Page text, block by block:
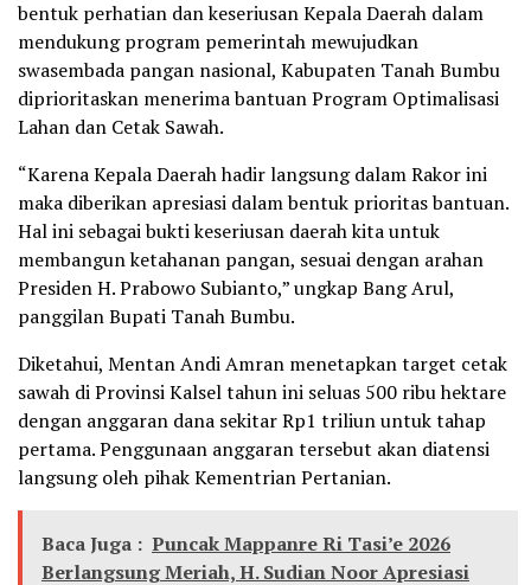
bentuk perhatian dan keseriusan Kepala Daerah dalam
mendukung program pemerintah mewujudkan
swasembada pangan nasional, Kabupaten Tanah Bumbu
diprioritaskan menerima bantuan Program Optimalisasi
Lahan dan Cetak Sawah.
“Karena Kepala Daerah hadir langsung dalam Rakor ini
maka diberikan apresiasi dalam bentuk prioritas bantuan.
Hal ini sebagai bukti keseriusan daerah kita untuk
membangun ketahanan pangan, sesuai dengan arahan
Presiden H. Prabowo Subianto,” ungkap Bang Arul,
panggilan Bupati Tanah Bumbu.
Diketahui, Mentan Andi Amran menetapkan target cetak
sawah di Provinsi Kalsel tahun ini seluas 500 ribu hektare
dengan anggaran dana sekitar Rp1 triliun untuk tahap
pertama. Penggunaan anggaran tersebut akan diatensi
langsung oleh pihak Kementrian Pertanian.
Baca Juga : Puncak Mappanre Ri Tasi’e 2026
Berlangsung Meriah, H. Sudian Noor Apresiasi